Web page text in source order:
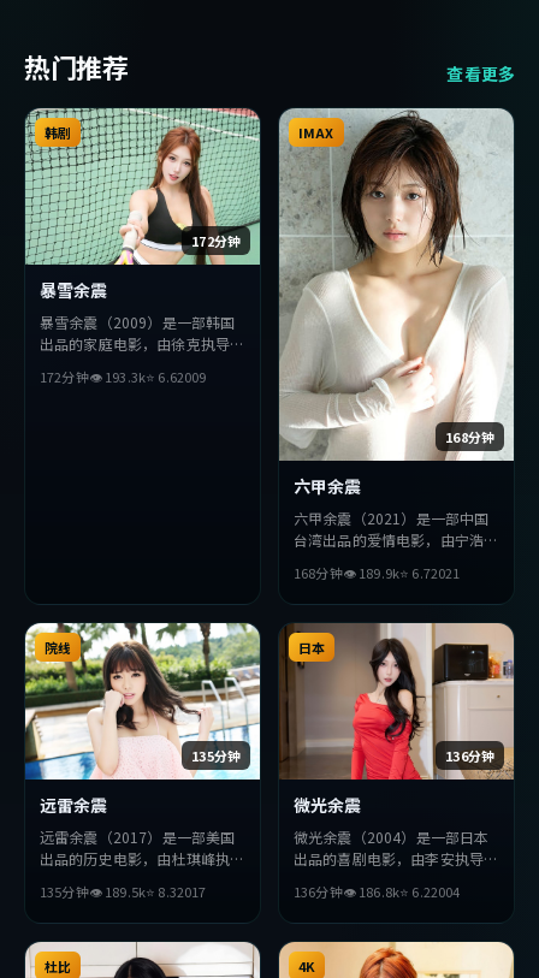
热门推荐 查看更多
172分钟
韩剧
暴雪余震
暴雪余震（2009）是一部韩国
出品的家庭电影，由徐克执导，
演。影片在叙事与视听上力求突
172分钟👁193.3k⭐ 6.62009
168分钟
IMAX
六甲余震
六甲余震（2021）是一部中国
台湾出品的爱情电影，由宁浩执
主演。影片在叙事与视听上力求
突破，探讨人性与抉择，节奏张
弛有度，适合喜欢该类型的观众
完整观看。
168分钟👁189.9k⭐ 6.72021
135分钟
院线
远雷余震
远雷余震（2017）是一部美国
出品的历史电影，由杜琪峰执
影片在叙事与视听上力求突破，
探讨人性与抉择，节奏张弛有
度，适合喜欢该类型的观众完整
观看。
135分钟👁189.5k⭐ 8.32017
136分钟
日本
微光余震
微光余震（2004）是一部日本
出品的喜剧电影，由李安执导，
演。影片在叙事与视听上力求突
破，探讨人性与抉择，节奏张弛
有度，适合喜欢该类型的观众完
整观看。
136分钟👁186.8k⭐ 6.22004
杜比 4K